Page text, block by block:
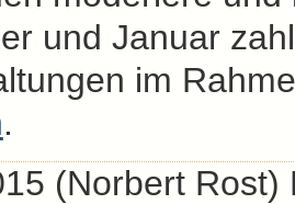
und Januar
im
.
(Norbert Rost)